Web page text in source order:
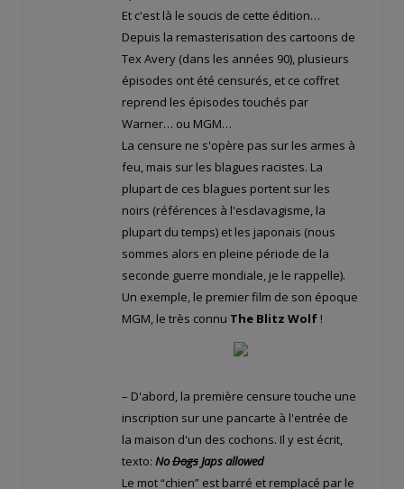
Et c'est là le soucis de cette édition…
Depuis la remasterisation des cartoons de
Tex Avery (dans les années 90), plusieurs
épisodes ont été censurés, et ce coffret
reprend les épisodes touchés par
Warner… ou MGM…
La censure ne s'opère pas sur les armes à
feu, mais sur les blagues racistes. La
plupart de ces blagues portent sur les
noirs (références à l'esclavagisme, la
plupart du temps) et les japonais (nous
sommes alors en pleine période de la
seconde guerre mondiale, je le rappelle).
Un exemple, le premier film de son époque
MGM, le très connu The Blitz Wolf !
– D'abord, la première censure touche une
inscription sur une pancarte à l'entrée de
la maison d'un des cochons. Il y est écrit,
texto: NoDogs Japs allowed
Le mot “chien” est barré et remplacé par le